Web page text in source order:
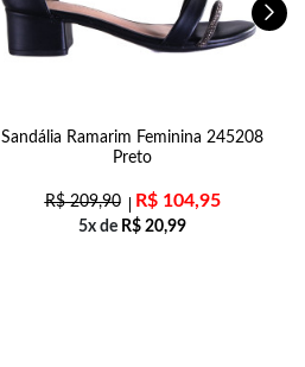
Sandália Ramarim Feminina 245208
Preto
R$209,90 R$104,95
5x de R$ 20,99